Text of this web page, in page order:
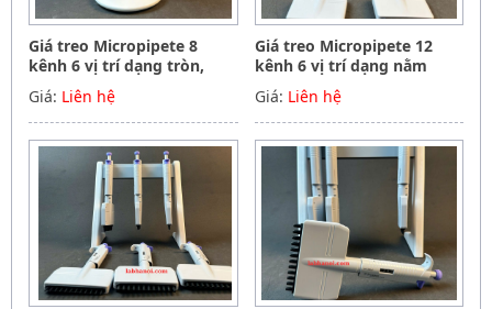
Giá treo Micropipete 8
kênh 6 vị trí dạng tròn,
Hãng Phoenix instrument
Germany
Giá: Liên hệ
Giá treo Micropipete 12
kênh 6 vị trí dạng nằm
ngang, Hãng Phoenix
instrument Germany
Giá: Liên hệ